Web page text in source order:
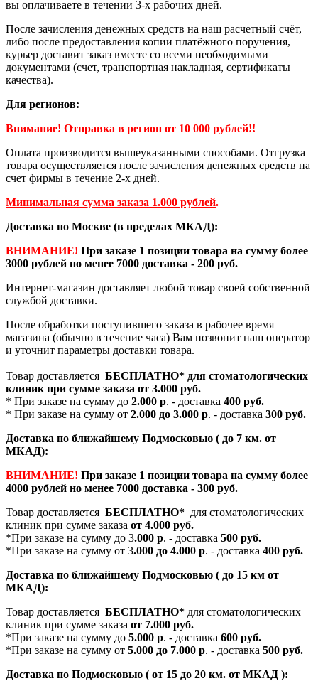
вы оплачиваете в течении 3-х рабочих дней.
После зачисления денежных средств на наш расчетный счёт,
либо после предоставления копии платёжного поручения,
курьер доставит заказ вместе со всеми необходимыми
документами (счет, транспортная накладная, сертификаты
качества).
Для регионов:
Внимание! Отправка в регион от 10 000 рублей!!
Оплата производится вышеуказанными способами. Отгрузка
товара осуществляется после зачисления денежных средств на
счет фирмы в течение 2-х дней.
Минимальная сумма заказа 1.000 рублей.
Доставка по Москве (в пределах МКАД):
ВНИМАНИЕ! При заказе 1 позиции товара на сумму более
3000 рублей но менее 7000 доставка - 200 руб.
Интернет-магазин доставляет любой товар своей собственной
службой доставки.
После обработки поступившего заказа в рабочее время
магазина (обычно в течение часа) Вам позвонит наш оператор
и уточнит параметры доставки товара.
Товар доставляется БЕСПЛАТНО* для стоматологических
клиник при сумме заказа от 3.000 руб.
* При заказе на сумму до 2.000 р. - доставка 400 руб.
* При заказе на сумму от 2.000 до 3.000 р. - доставка 300 руб.
Доставка по ближайшему Подмосковью ( до 7 км. от
МКАД):
ВНИМАНИЕ! При заказе 1 позиции товара на сумму более
4000 рублей но менее 7000 доставка - 300 руб.
Товар доставляется БЕСПЛАТНО* для стоматологических
клиник при сумме заказа от 4.000 руб.
*При заказе на сумму до 3.000 р. - доставка 500 руб.
*При заказе на сумму от 3.000 до 4.000 р. - доставка 400 руб.
Доставка по ближайшему Подмосковью ( до 15 км от
МКАД):
Товар доставляется БЕСПЛАТНО* для стоматологических
клиник при сумме заказа от 7.000 руб.
*При заказе на сумму до 5.000 р. - доставка 600 руб.
*При заказе на сумму от 5.000 до 7.000 р. - доставка 500 руб.
Доставка по Подмосковью ( от 15 до 20 км. от МКАД ):